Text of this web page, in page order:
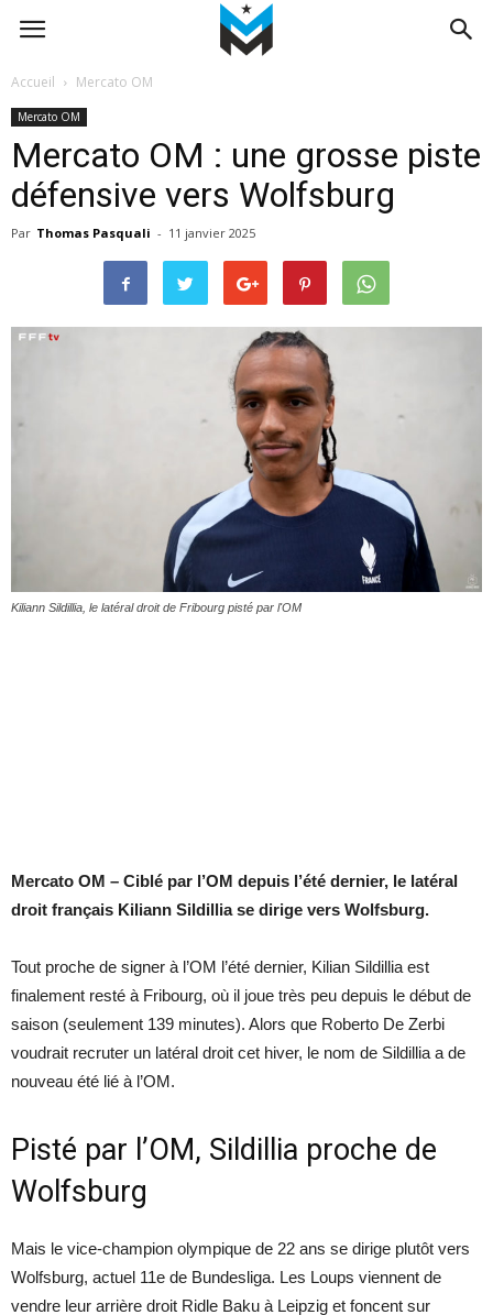
Accueil Mercato OM
Mercato OM
Mercato OM : une grosse piste
défensive vers Wolfsburg
Par Thomas Pasquali - 11 janvier 2025
Kiliann Sildillia, le latéral droit de Fribourg pisté par l'OM
Mercato OM – Ciblé par l’OM depuis l’été dernier, le latéral
droit français Kiliann Sildillia se dirige vers Wolfsburg.
Tout proche de signer à l’OM l’été dernier, Kilian Sildillia est
finalement resté à Fribourg, où il joue très peu depuis le début de
saison (seulement 139 minutes). Alors que Roberto De Zerbi
voudrait recruter un latéral droit cet hiver, le nom de Sildillia a de
nouveau été lié à l’OM.
Pisté par l’OM, Sildillia proche de
Wolfsburg
Mais le vice-champion olympique de 22 ans se dirige plutôt vers
Wolfsburg, actuel 11e de Bundesliga. Les Loups viennent de
vendre leur arrière droit Ridle Baku à Leipzig et foncent sur